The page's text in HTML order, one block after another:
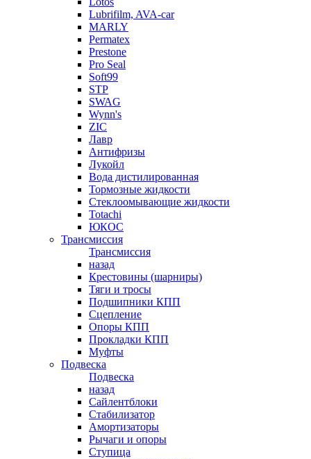
Lubrifilm, AVA-car
MARLY
Permatex
Prestone
Pro Seal
Soft99
STP
SWAG
Wynn's
ZIC
Лавр
Антифризы
Лукойл
Вода дистилированная
Тормозные жидкости
Стеклоомывающие жидкости
Totachi
ЮКОС
Трансмиссия
Трансмиссия
назад
Крестовины (шарниры)
Тяги и тросы
Подшипники КПП
Сцепление
Опоры КПП
Прокладки КПП
Муфты
Подвеска
Подвеска
назад
Сайлентблоки
Стабилизатор
Амортизаторы
Рычаги и опоры
Ступица